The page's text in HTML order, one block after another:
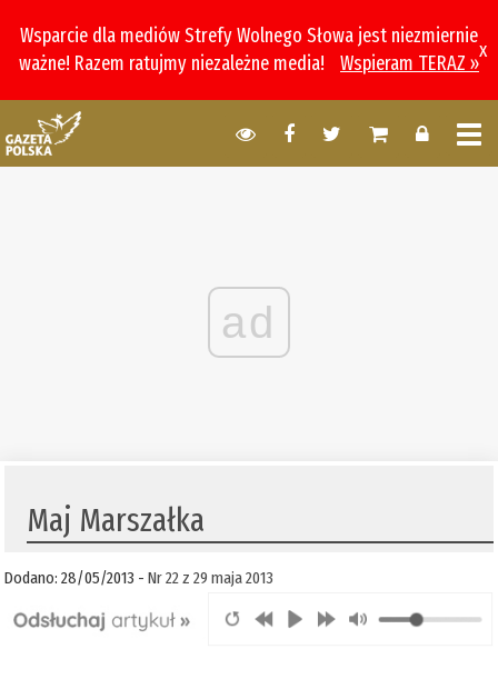
Wsparcie dla mediów Strefy Wolnego Słowa jest niezmiernie
ważne! Razem ratujmy niezależne media!
Wspieram TERAZ »
x
ad
Maj Marszałka
Dodano: 28/05/2013 -Nr 22 z 29 maja 2013